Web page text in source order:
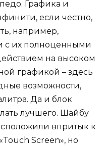
Графика и
если честно,
например,
с их полноценными
на высоком
графикой – здесь
возможности,
Да и блок
лучшего. Шайбу
впритык к
Screen», но